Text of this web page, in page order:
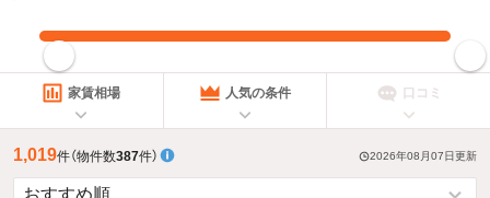
指定した賃料で絞り込む
家賃相場 人気の条件 口コミ
1,019件（物件数387件） 2026年08月07日更新